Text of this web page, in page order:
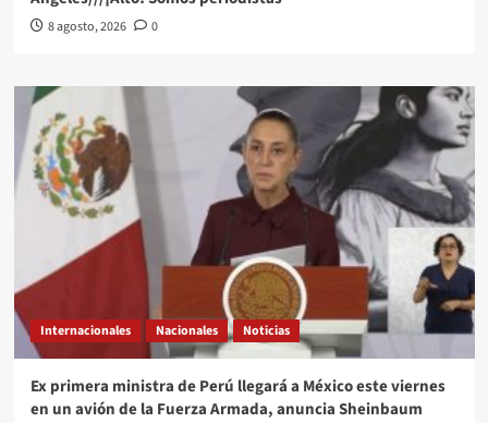
8 agosto, 2026 0
Internacionales Nacionales Noticias
Ex primera ministra de Perú llegará a México este viernes
en un avión de la Fuerza Armada, anuncia Sheinbaum